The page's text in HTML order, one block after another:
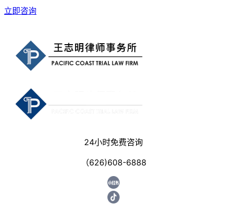
立即咨询
24小时免费咨询
（626)608-6888